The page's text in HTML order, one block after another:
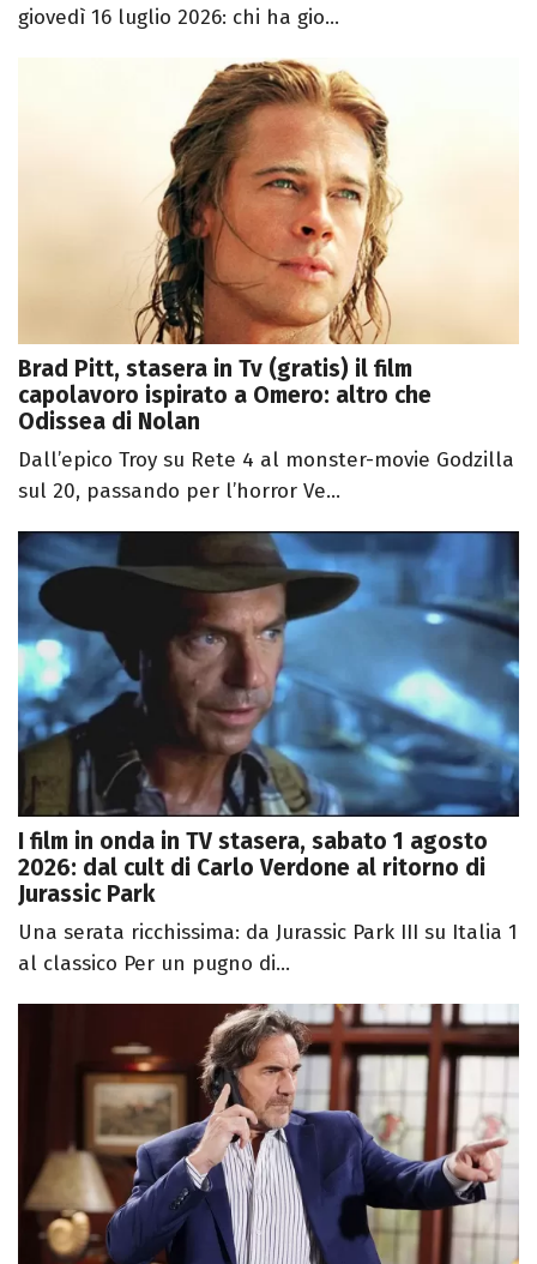
giovedì 16 luglio 2026: chi ha gio...
Brad Pitt, stasera in Tv (gratis) il film
capolavoro ispirato a Omero: altro che
Odissea di Nolan
Dall’epico Troy su Rete 4 al monster-movie Godzilla
sul 20, passando per l’horror Ve...
I film in onda in TV stasera, sabato 1 agosto
2026: dal cult di Carlo Verdone al ritorno di
Jurassic Park
Una serata ricchissima: da Jurassic Park III su Italia 1
al classico Per un pugno di...